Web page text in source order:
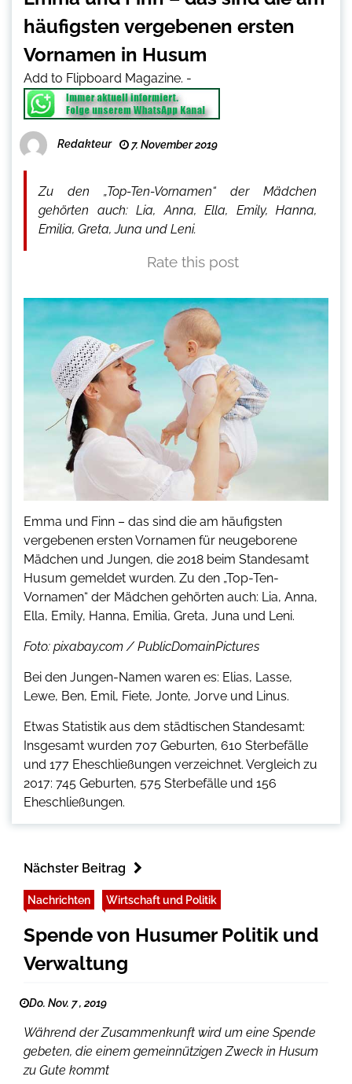
häufigsten vergebenen ersten
Vornamen in Husum
Add to Flipboard Magazine. -
Redakteur 7. November 2019
Zu den „Top-Ten-Vornamen“ der Mädchen
gehörten auch: Lia, Anna, Ella, Emily, Hanna,
Emilia, Greta, Juna und Leni.
Rate this post
Emma und Finn – das sind die am häufigsten
vergebenen ersten Vornamen für neugeborene
Mädchen und Jungen, die 2018 beim Standesamt
Husum gemeldet wurden. Zu den „Top-Ten-
Vornamen“ der Mädchen gehörten auch: Lia, Anna,
Ella, Emily, Hanna, Emilia, Greta, Juna und Leni.
Foto: pixabay.com / PublicDomainPictures
Bei den Jungen-Namen waren es: Elias, Lasse,
Lewe, Ben, Emil, Fiete, Jonte, Jorve und Linus.
Etwas Statistik aus dem städtischen Standesamt:
Insgesamt wurden 707 Geburten, 610 Sterbefälle
und 177 Eheschließungen verzeichnet. Vergleich zu
2017: 745 Geburten, 575 Sterbefälle und 156
Eheschließungen.
Nächster Beitrag
Nachrichten Wirtschaft und Politik
Spende von Husumer Politik und
Verwaltung
Do. Nov. 7 , 2019
Während der Zusammenkunft wird um eine Spende
gebeten, die einem gemeinnützigen Zweck in Husum
zu Gute kommt